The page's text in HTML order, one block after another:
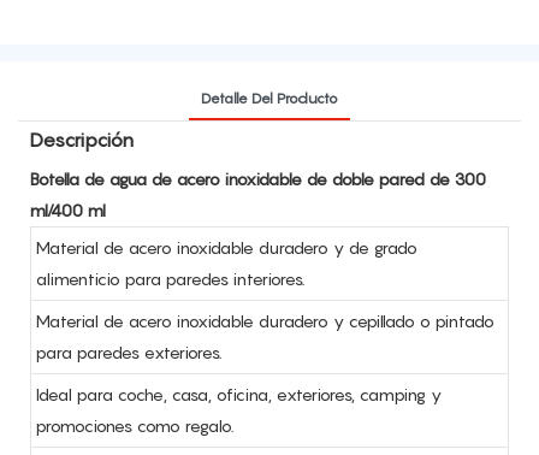
Detalle Del Producto
Descripción
Botella de agua de acero inoxidable de doble pared de 300
ml/400 ml
Material de acero inoxidable duradero y de grado
alimenticio para paredes interiores.
Material de acero inoxidable duradero y cepillado o pintado
para paredes exteriores.
Ideal para coche, casa, oficina, exteriores, camping y
promociones como regalo.